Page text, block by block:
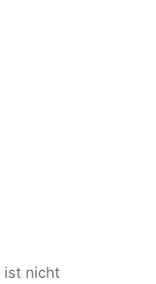
ist nicht